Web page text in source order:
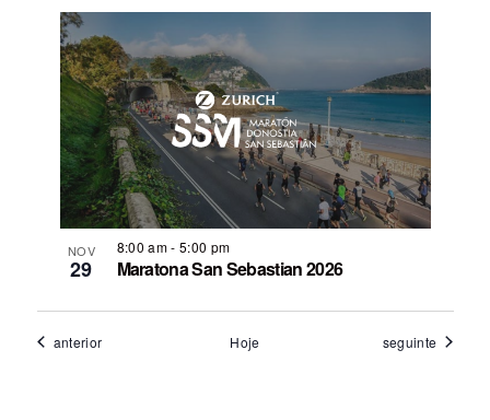
NOV
29 Maratona San Sebastian 2026
8:00 am-5:00 pm
Eventos
anterior Hoje Eventos
seguinte